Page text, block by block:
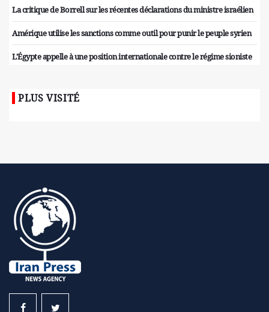
La critique de Borrell sur les récentes déclarations du ministre israélien
Amérique utilise les sanctions comme outil pour punir le peuple syrien
L'Égypte appelle à une position internationale contre le régime sioniste
PLUS VISITÉ